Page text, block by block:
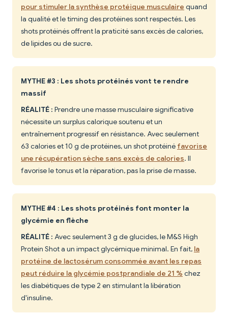
pour stimuler la synthèse protéique musculaire quand
la qualité et le timing des protéines sont respectés. Les
shots protéinés offrent la praticité sans excès de calories,
de lipides ou de sucre.
MYTHE #3 : Les shots protéinés vont te rendre
massif
RÉALITÉ : Prendre une masse musculaire significative
nécessite un surplus calorique soutenu et un
entraînement progressif en résistance. Avec seulement
63 calories et 10 g de protéines, un shot protéiné favorise
une récupération sèche sans excès de calories. Il
favorise le tonus et la réparation, pas la prise de masse.
MYTHE #4 : Les shots protéinés font monter la
glycémie en flèche
RÉALITÉ : Avec seulement 3 g de glucides, le M&S High
Protein Shot a un impact glycémique minimal. En fait, la
protéine de lactosérum consommée avant les repas
peut réduire la glycémie postprandiale de 21 % chez
les diabétiques de type 2 en stimulant la libération
d'insuline.